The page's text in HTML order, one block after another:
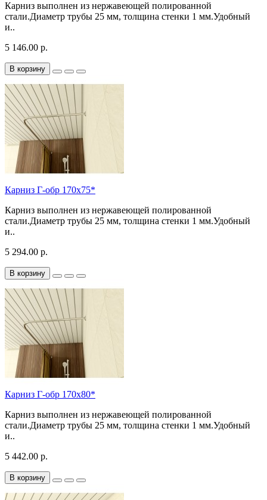
Карниз выполнен из нержавеющей полированной
стали.Диаметр трубы 25 мм, толщина стенки 1 мм.Удобный
и..
5 146.00 р.
В корзину
Карниз Г-обр 170х75*
Карниз выполнен из нержавеющей полированной
стали.Диаметр трубы 25 мм, толщина стенки 1 мм.Удобный
и..
5 294.00 р.
В корзину
Карниз Г-обр 170х80*
Карниз выполнен из нержавеющей полированной
стали.Диаметр трубы 25 мм, толщина стенки 1 мм.Удобный
и..
5 442.00 р.
В корзину